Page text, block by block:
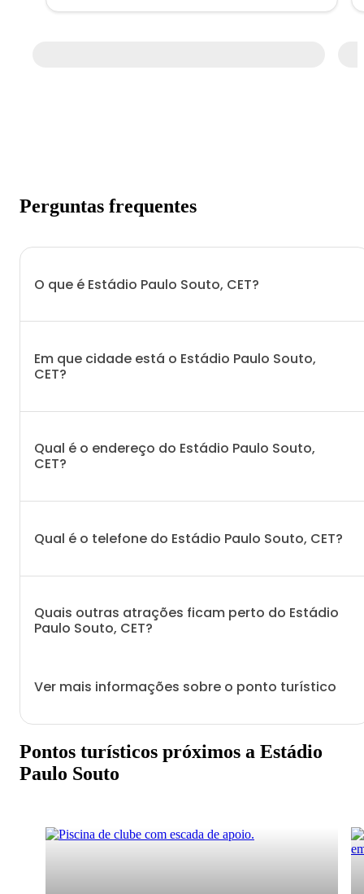
Perguntas frequentes
O que é Estádio Paulo Souto, CET?
Em que cidade está o Estádio Paulo Souto,
CET?
Qual é o endereço do Estádio Paulo Souto,
CET?
Qual é o telefone do Estádio Paulo Souto, CET?
Quais outras atrações ficam perto do Estádio
Paulo Souto, CET?
Ver mais informações sobre o ponto turístico
Pontos turísticos próximos a Estádio
Paulo Souto